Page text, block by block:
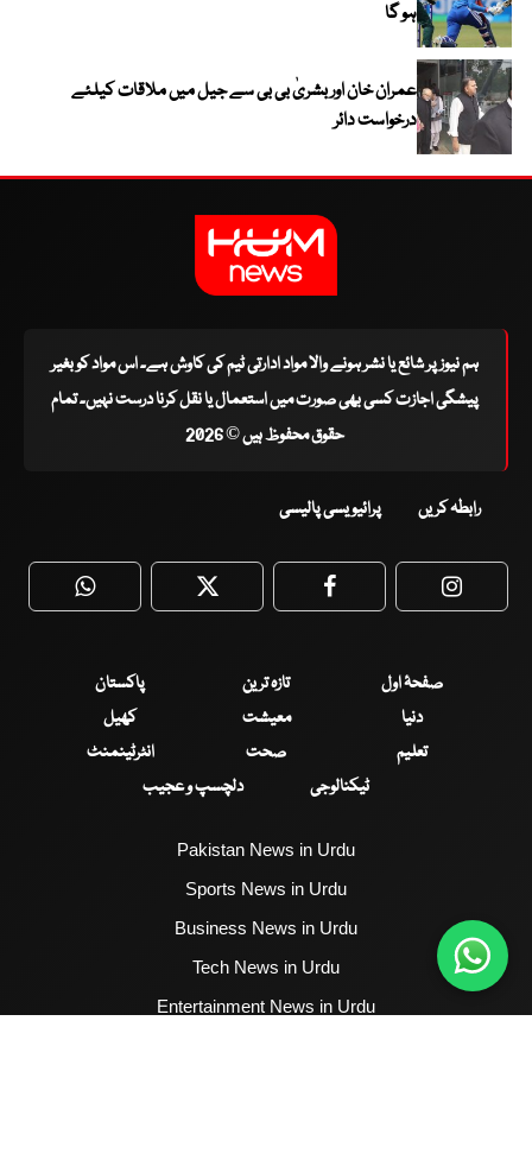
ہو گا
عمران خان اور بشریٰ بی بی سے جیل میں ملاقات کیلئے
درخواست دائر
ہم نیوز پر شائع یا نشر ہونے والا مواد ادارتی ٹیم کی کاوش ہے۔ اس مواد کو بغیر
پیشگی اجازت کسی بھی صورت میں استعمال یا نقل کرنا درست نہیں۔ تمام
حقوق محفوظ ہیں © 2026
رابطہ کریں پرائیویسی پالیسی
WhatsApp Twitter Facebook
صفحۂ اول تازہ ترین
پاکستان
دنیا
معیشت
کھیل
تعلیم
صحت
انٹرٹینمنٹ
ٹیکنالوجی
دلچسپ و عجیب
Pakistan News in Urdu
Sports News in Urdu
Business News in Urdu
Tech News in Urdu
Entertainment News in Urdu